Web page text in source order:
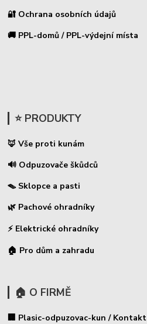
🔐 Ochrana osobních údajů
🚚 PPL-domů / PPL-výdejní místa
⭐ PRODUKTY
🦊 Vše proti kunám
🔊 Odpuzovače škůdců
🪤 Sklopce a pasti
🌿 Pachové ohradníky
⚡ Elektrické ohradníky
🏠 Pro dům a zahradu
🏠 O FIRMĚ
🏢 Plasic-odpuzovac-kun / Kontakt